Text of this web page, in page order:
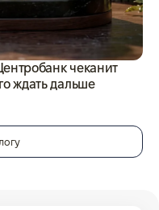
чеканит
ждать дальше